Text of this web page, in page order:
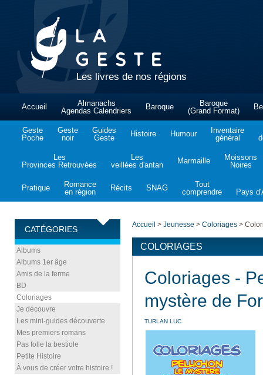
Les livres de nos régions
Accueil
Almanachs
Agendas Calendriers
Baroque
Baroque
(Grand Format)
Geste
Poche
Geste
noir
Guides
Geste
Histoire Humour
Inventaire
général
Les
Provinces Retrouvées
Les
veillées d'antan
Marmaille
Moissons
Noires
Pratique
Romance
en région
Récits SNAG
Tout
comprendre
Pays
CATÉGORIES
Albums
Albums 1er âge
Amis de la ferme
BD
Coloriages
Je découvre
Les mini-guides découverte
Mes premiers romans
Pas folle la bestiole
Petite Histoire
À vous de créer votre histoire !
Accueil > Jeunesse > Coloriages >
COLORIAGES
Coloriages -
mystère de
TURLAN LUC